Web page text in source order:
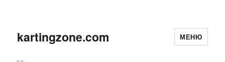
kartingzone.com МЕНЮ